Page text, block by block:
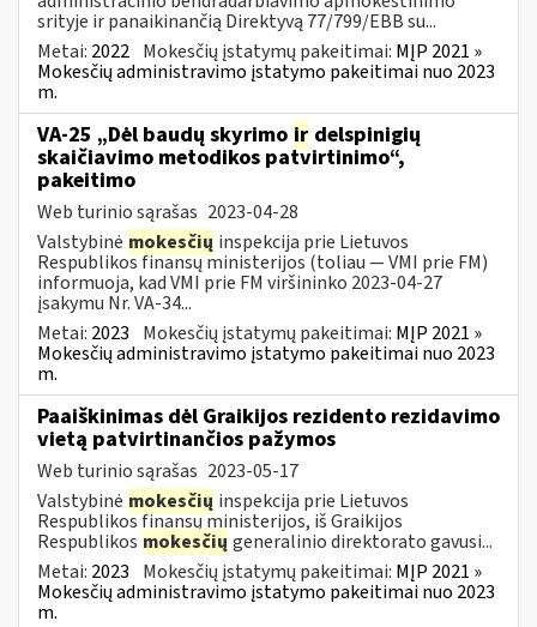
srityje ir panaikinančią Direktyvą 77/799/EBB su...
Metai: 2022 Mokesčių įstatymų pakeitimai: MĮP 2021 »
Mokesčių administravimo įstatymo pakeitimai nuo 2023
m.
VA-25 „Dėl baudų skyrimo ir delspinigių
skaičiavimo metodikos patvirtinimo“,
pakeitimo
Web turinio sąrašas 2023-04-28
Valstybinė mokesčių inspekcija prie Lietuvos
Respublikos finansų ministerijos (toliau ― VMI prie FM)
informuoja, kad VMI prie FM viršininko 2023-04-27
įsakymu Nr. VA-34...
Metai: 2023 Mokesčių įstatymų pakeitimai: MĮP 2021 »
Mokesčių administravimo įstatymo pakeitimai nuo 2023
m.
Paaiškinimas dėl Graikijos rezidento rezidavimo
vietą patvirtinančios pažymos
Web turinio sąrašas 2023-05-17
Valstybinė mokesčių inspekcija prie Lietuvos
Respublikos finansų ministerijos, iš Graikijos
Respublikos mokesčių generalinio direktorato gavusi...
Metai: 2023 Mokesčių įstatymų pakeitimai: MĮP 2021 »
Mokesčių administravimo įstatymo pakeitimai nuo 2023
m.